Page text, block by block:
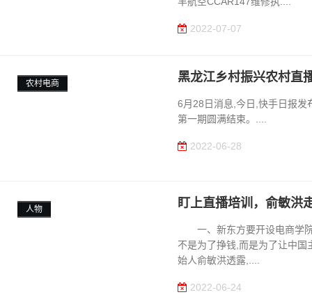
2022-07-07
农村电商 黑龙江乡村振兴农村直
6月28日消息,今日,快手日报发
第一期圆满结束。....
2022-06-28
人物 盯上直播培训，俞敏洪
一、新东方要开设电商学
不是为了挣钱,而是为了让中
始人俞敏洪透露,....
2022-06-24